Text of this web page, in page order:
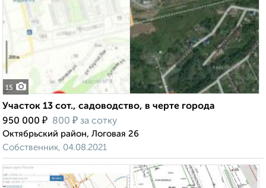
15
Участок 13 сот., садоводство, в черте города
950 000 ₽ 800 ₽ за сотку
Октябрьский район, Логовая 26
Собственник, 04.08.2021